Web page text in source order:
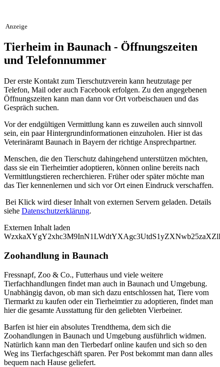
Anzeige
Tierheim in Baunach - Öffnungszeiten
und Telefonnummer
Der erste Kontakt zum Tierschutzverein kann heutzutage per
Telefon, Mail oder auch Facebook erfolgen. Zu den angegebenen
Öffnungszeiten kann man dann vor Ort vorbeischauen und das
Gespräch suchen.
Vor der endgültigen Vermittlung kann es zuweilen auch sinnvoll
sein, ein paar Hintergrundinformationen einzuholen. Hier ist das
Veterinäramt Baunach in Bayern der richtige Ansprechpartner.
Menschen, die den Tierschutz dahingehend unterstützen möchten,
dass sie ein Tierheimtier adoptieren, können online bereits nach
Vermittlungstieren recherchieren. Früher oder später möchte man
das Tier kennenlernen und sich vor Ort einen Eindruck verschaffen.
Bei Klick wird dieser Inhalt von externen Servern geladen. Details
siehe Datenschutzerklärung.
Externen Inhalt laden
Zoohandlung in Baunach
Fressnapf, Zoo & Co., Futterhaus und viele weitere
Tierfachhandlungen findet man auch in Baunach und Umgebung.
Unabhängig davon, ob man sich dazu entschlossen hat, Tiere vom
Tiermarkt zu kaufen oder ein Tierheimtier zu adoptieren, findet man
hier die gesamte Ausstattung für den geliebten Vierbeiner.
Barfen ist hier ein absolutes Trendthema, dem sich die
Zoohandlungen in Baunach und Umgebung ausführlich widmen.
Natürlich kann man den Tierbedarf online kaufen und sich so den
Weg ins Tierfachgeschäft sparen. Per Post bekommt man dann alles
bequem nach Hause geliefert.